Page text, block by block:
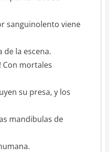
sanguinolento viene
la escena.
Con mortales
su presa, y los
mandibulas de